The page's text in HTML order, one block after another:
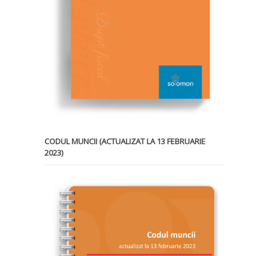
CODUL MUNCII (ACTUALIZAT LA 13 FEBRUARIE
2023)